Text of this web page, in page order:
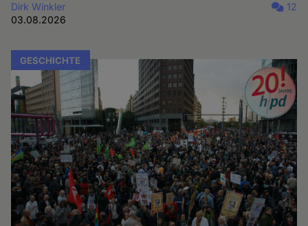
Dirk Winkler
03.08.2026
12
GESCHICHTE